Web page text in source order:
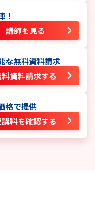
！
講師を見る
な無料資料請求
資料請求する
格で提供
講料を確認する